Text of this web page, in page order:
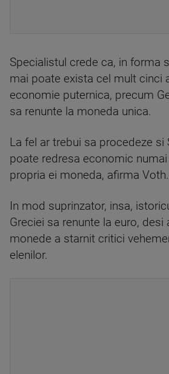
Specialistul crede ca, in forma
mai poate exista cel mult cinci
economie puternica, precum
sa renunte la moneda unica.
La fel ar trebui sa procedeze si
poate redresa economic
propria ei moneda, afirma Voth.
In mod suprinzator, insa,
Greciei sa renunte la euro,
monede a starnit critici
elenilor.